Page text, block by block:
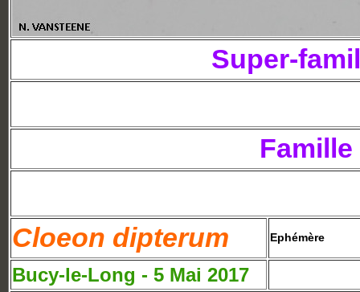
Super-
Cloeon dipterum Ephémère
Bucy-le-Long - 5 Mai 2017